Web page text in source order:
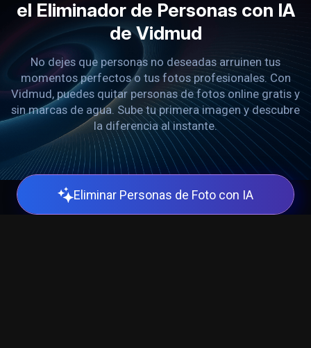
el Eliminador de Personas con IA
de Vidmud
No dejes que personas no deseadas arruinen tus
momentos perfectos o tus fotos profesionales. Con
Vidmud, puedes quitar personas de fotos online gratis y
sin marcas de agua. Sube tu primera imagen y descubre
la diferencia al instante.
Eliminar Personas de Foto con IA